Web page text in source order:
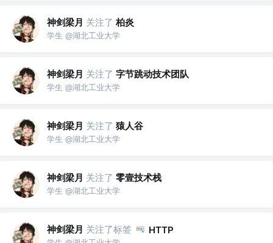
神剑梁月 关注了 柏炎
学生 @湖北工业大学
神剑梁月 关注了 字节跳动技术团队
学生 @湖北工业大学
神剑梁月 关注了 猿人谷
学生 @湖北工业大学
神剑梁月 关注了 零壹技术栈
学生 @湖北工业大学
神剑梁月 关注了标签 HTTP